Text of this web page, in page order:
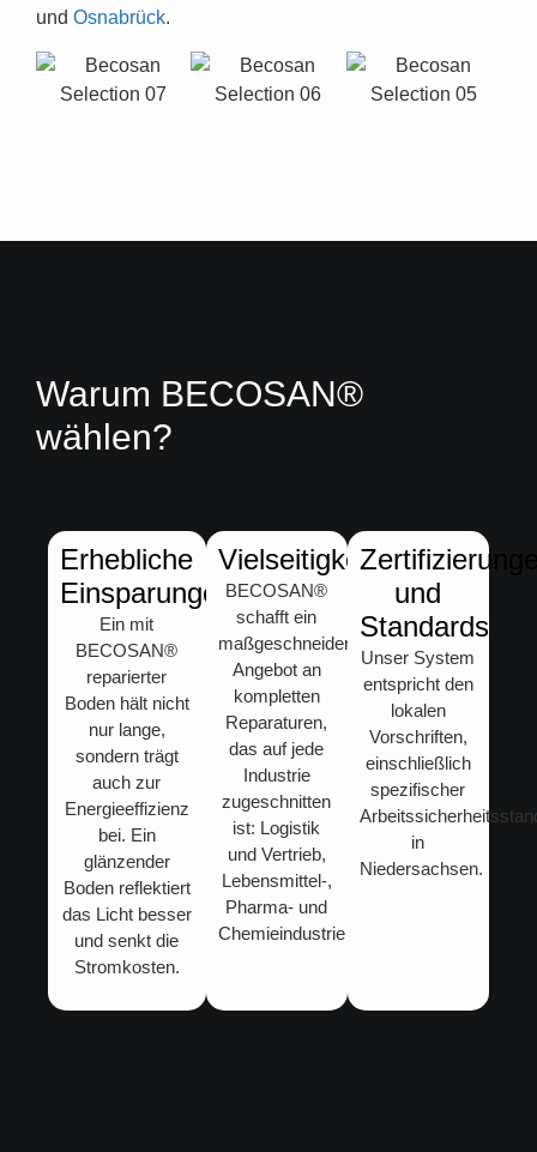
und Osnabrück.
Warum BECOSAN®
wählen?
Erhebliche
Einsparungen
Ein mit
BECOSAN®
reparierter
Boden hält nicht
nur lange,
sondern trägt
auch zur
Energieeffizienz
bei. Ein
glänzender
Boden reflektiert
das Licht besser
und senkt die
Stromkosten.
Vielseitigkeit
BECOSAN®
schafft ein
maßgeschneidertes
Angebot an
kompletten
Reparaturen,
das auf jede
Industrie
zugeschnitten
ist: Logistik
und Vertrieb,
Lebensmittel-,
Pharma- und
Chemieindustrie…
und
Standards
Unser System
entspricht den
lokalen
Vorschriften,
einschließlich
spezifischer
in
Niedersachsen.